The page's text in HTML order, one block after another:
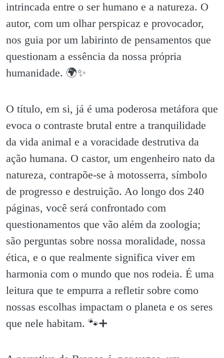
intrincada entre o ser humano e a natureza. O
autor, com um olhar perspicaz e provocador,
nos guia por um labirinto de pensamentos que
questionam a essência da nossa própria
humanidade. 🌍✨️
O título, em si, já é uma poderosa metáfora que
evoca o contraste brutal entre a tranquilidade
da vida animal e a voracidade destrutiva da
ação humana. O castor, um engenheiro nato da
natureza, contrapõe-se à motosserra, símbolo
de progresso e destruição. Ao longo dos 240
páginas, você será confrontado com
questionamentos que vão além da zoologia;
são perguntas sobre nossa moralidade, nossa
ética, e o que realmente significa viver em
harmonia com o mundo que nos rodeia. É uma
leitura que te empurra a refletir sobre como
nossas escolhas impactam o planeta e os seres
que nele habitam. 🐾➕️